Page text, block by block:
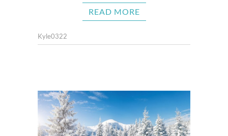
READ MORE
Kyle0322